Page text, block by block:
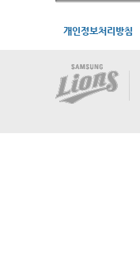
개인정보처리방침